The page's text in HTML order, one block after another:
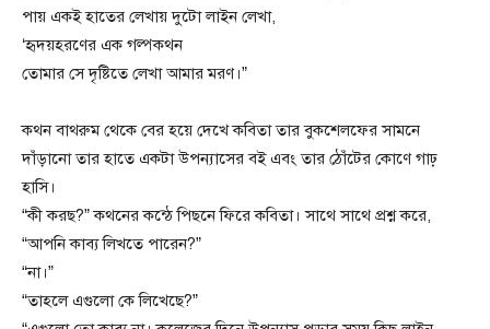
পায় একই হাতের লেখায় দুটো লাইন লেখা,
‘হৃদয়হরণের এক গল্পকথন
তোমার সে দৃষ্টিতে লেখা আমার মরণ।”
কথন বাথরুম থেকে বের হয়ে দেখে কবিতা তার বুকশেলফের সামনে
দাঁড়ানো তার হাতে একটা উপন্যাসের বই এবং তার ঠোঁটের কোণে গাঢ়
হাসি।
“কী করছ?” কথনের কন্ঠে পিছনে ফিরে কবিতা। সাথে সাথে প্রশ্ন করে,
“আপনি কাব্য লিখতে পারেন?”
“না।”
“তাহলে এগুলো কে লিখেছে?”